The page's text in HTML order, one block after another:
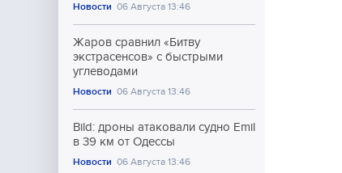
Новости 06 Августа 13:46
Жаров сравнил «Битву
экстрасенсов» с быстрыми
углеводами
Новости 06 Августа 13:46
Bild: дроны атаковали судно Emil
в 39 км от Одессы
Новости 06 Августа 13:46